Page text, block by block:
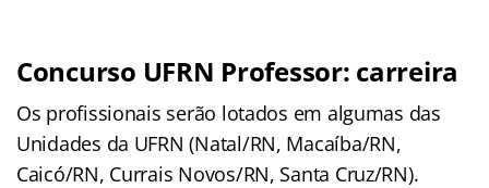
Concurso UFRN Professor: carreira
Os profissionais serão lotados em algumas das
Unidades da UFRN (Natal/RN, Macaíba/RN,
Caicó/RN, Currais Novos/RN, Santa Cruz/RN).